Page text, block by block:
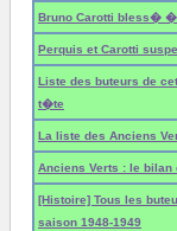
Bruno Carotti bless�
Perquis et Carotti
Liste des buteurs de
t�te
La liste des Anciens
Anciens Verts : le
[Histoire] Tous les
saison 1948-1949